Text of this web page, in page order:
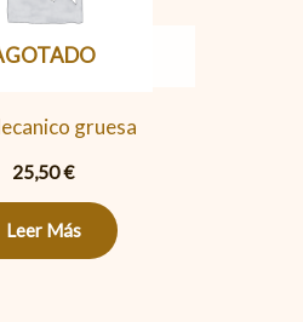
gruesa
25,50€
Leer Más